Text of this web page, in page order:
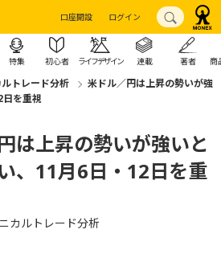
口座開設 ログイン
特集 初心者 ライフデザイン 連載 著者 商
トレード分析
米ドル／円は上昇の勢いが強
日を重視
は上昇の勢いが強いと
、11月6日・12日を重
カルトレード分析